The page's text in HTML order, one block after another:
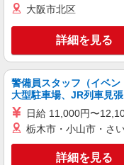
定残業代なし 一律手当
当：持家
族手
・賞
群
キープ
派遣社員
株式会社kotrio /●TK-H-
群馬
い高
通費
大阪市北区
詳細を見る
警備員スタッフ（イベン
大型駐車場、JR列車見張
日給 11,000円〜
栃木市・小山市・さ
詳細を見る